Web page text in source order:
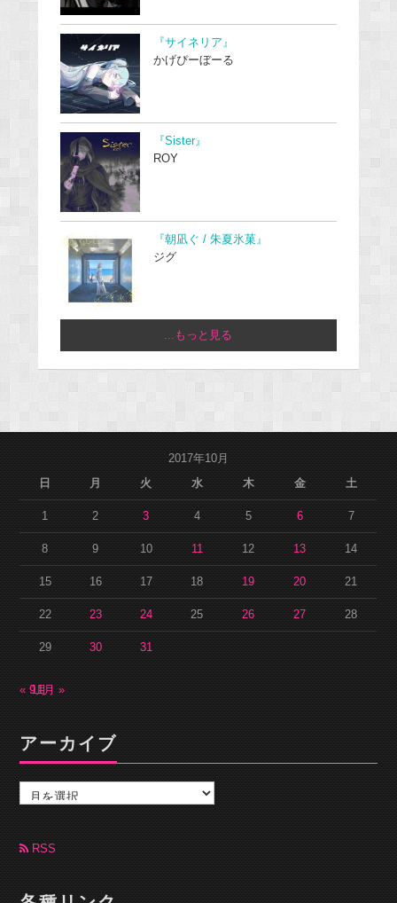
『サイネリア』
かげぴーぼーる
『Sister』
ROY
『朝凪ぐ / 朱夏氷菓』
ジグ
...もっと見る
2017年10月
日
月 火 水 木 金 土
1 2 3 4 5 6 7
8 9 10 11 12 13 14
15 16 17 18 19 20 21
22 23 24 25 26 27 28
29 30 31
« 9月
11月 »
アーカイブ
カ
ブ RSS